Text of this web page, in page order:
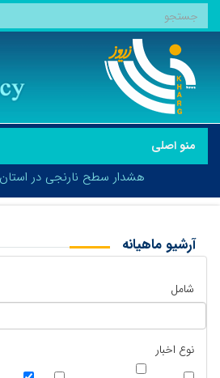
منو اصلی
هشدار سطح نارنجی در
آرشیو ماهیانه
شامل
نوع اخبار